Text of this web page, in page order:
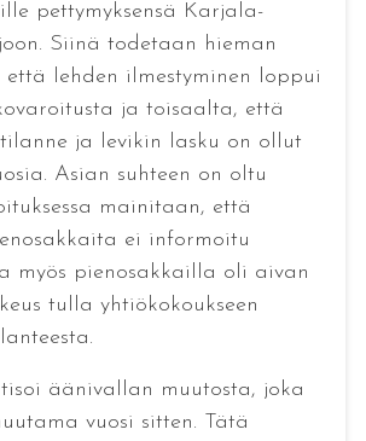
pettymyksensä Karjala-
Siinä todetaan hieman
että lehden ilmestyminen loppui
ja toisaalta, että
ja levikin lasku on ollut
Asian suhteen on oltu
mainitaan, että
ei informoitu
myös pienosakkailla oli aivan
tulla yhtiökokoukseen
äänivallan muutosta, joka
vuosi sitten. Tätä